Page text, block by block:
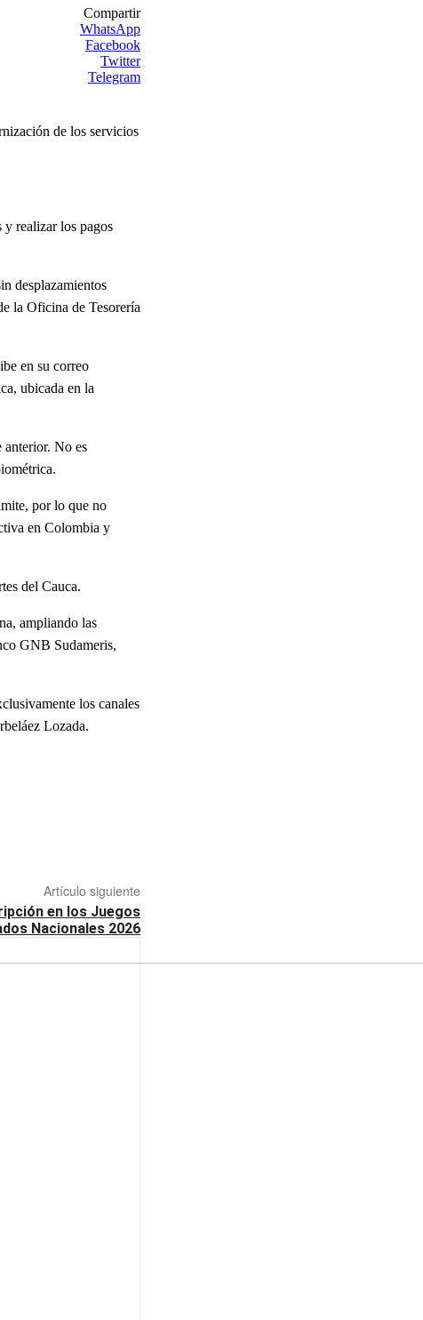
Compartir
WhatsApp
Facebook
Twitter
Telegram
de los servicios
y realizar los pagos
desplazamientos
la Oficina de Tesorería
en su correo
ubicada en la
anterior. No es
por lo que no
en Colombia y
del Cauca.
ampliando las
GNB Sudameris,
los canales
Lozada.
Artículo siguiente
en los Juegos
Nacionales 2026